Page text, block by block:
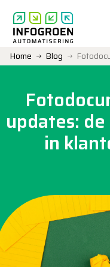
Home Blog Fotodocumentatie en live updates: de
updates:
in